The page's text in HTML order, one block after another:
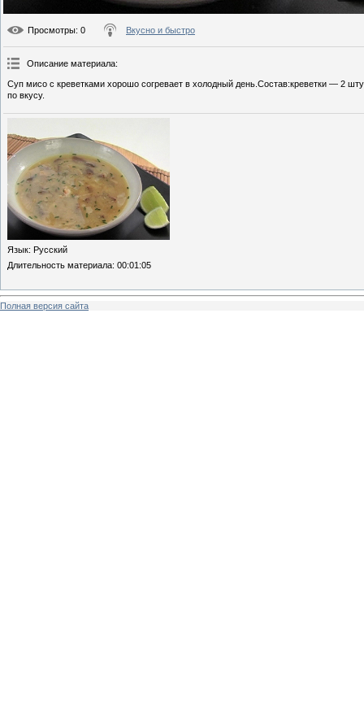
Просмотры: 0 Вкусно и быстро
Описание материала:
Суп мисо с креветками хорошо согревает в холодный день.Состав:креветки — 2
по вкусу.
Язык: Русский
Длительность материала: 00:01:05
Полная версия сайта